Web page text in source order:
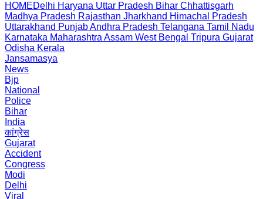
HOMEDelhi Haryana Uttar Pradesh Bihar Chhattisgarh
Madhya Pradesh Rajasthan Jharkhand Himachal Pradesh
Uttarakhand PunjabAndhra Pradesh Telangana Tamil Nadu
Karnataka Maharashtra Assam West Bengal Tripura Gujarat
Odisha Kerala
Jansamasya
News
Bjp
National
Police
Bihar
India
कांग्रेस
Gujarat
Accident
Congress
Modi
Delhi
Viral